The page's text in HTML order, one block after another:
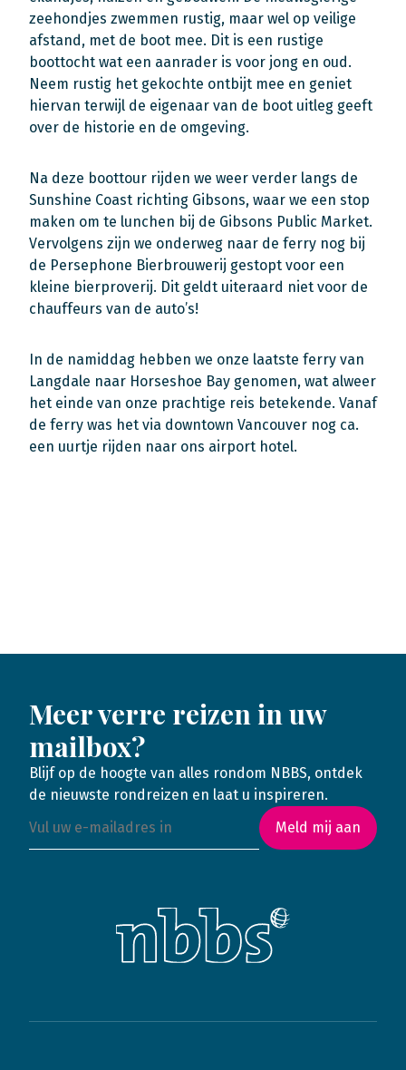
zeehondjes zwemmen rustig, maar wel op veilige
afstand, met de boot mee. Dit is een rustige
boottocht wat een aanrader is voor jong en oud.
Neem rustig het gekochte ontbijt mee en geniet
hiervan terwijl de eigenaar van de boot uitleg geeft
over de historie en de omgeving.
Na deze boottour rijden we weer verder langs de
Sunshine Coast richting Gibsons, waar we een stop
maken om te lunchen bij de Gibsons Public Market.
Vervolgens zijn we onderweg naar de ferry nog bij
de Persephone Bierbrouwerij gestopt voor een
kleine bierproverij. Dit geldt uiteraard niet voor de
chauffeurs van de auto’s!
In de namiddag hebben we onze laatste ferry van
Langdale naar Horseshoe Bay genomen, wat alweer
het einde van onze prachtige reis betekende. Vanaf
de ferry was het via downtown Vancouver nog ca.
een uurtje rijden naar ons airport hotel.
Meer verre reizen in uw
mailbox?
Blijf op de hoogte van alles rondom NBBS, ontdek
de nieuwste rondreizen en laat u inspireren.
Meld mij aan